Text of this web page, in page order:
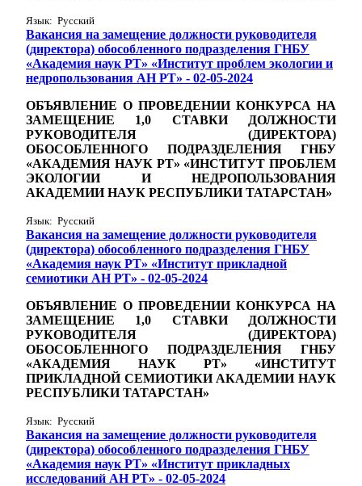
Язык: Русский
Вакансия на замещение должности руководителя
(директора) обособленного подразделения ГНБУ
«Академия наук РТ» «Институт проблем экологии и
недропользования АН РТ» - 02-05-2024
ОБЪЯВЛЕНИЕ О ПРОВЕДЕНИИ КОНКУРСА НА
ЗАМЕЩЕНИЕ 1,0 СТАВКИ
ДОЛЖНОСТИ
РУКОВОДИТЕЛЯ (ДИРЕКТОРА)
ОБОСОБЛЕННОГО ПОДРАЗДЕЛЕНИЯ ГНБУ
«АКАДЕМИЯ НАУК РТ» «ИНСТИТУТ ПРОБЛЕМ
ЭКОЛОГИИ И НЕДРОПОЛЬЗОВАНИЯ
АКАДЕМИИ НАУК РЕСПУБЛИКИ ТАТАРСТАН»
Язык: Русский
Вакансия на замещение должности руководителя
(директора) обособленного подразделения ГНБУ
«Академия наук РТ» «Институт прикладной
семиотики АН РТ» - 02-05-2024
ОБЪЯВЛЕНИЕ О ПРОВЕДЕНИИ КОНКУРСА НА
ЗАМЕЩЕНИЕ 1,0 СТАВКИ
ДОЛЖНОСТИ
РУКОВОДИТЕЛЯ (ДИРЕКТОРА)
ОБОСОБЛЕННОГО ПОДРАЗДЕЛЕНИЯ ГНБУ
«АКАДЕМИЯ НАУК РТ» «ИНСТИТУТ
ПРИКЛАДНОЙ СЕМИОТИКИ АКАДЕМИИ НАУК
РЕСПУБЛИКИ ТАТАРСТАН»
Язык: Русский
Вакансия на замещение должности руководителя
(директора) обособленного подразделения ГНБУ
«Академия наук РТ» «Институт прикладных
исследований АН РТ» - 02-05-2024